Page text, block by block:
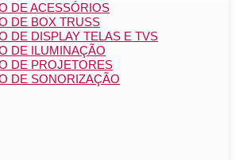
DE ACESSÓRIOS
DE BOX TRUSS
DE DISPLAY TELAS E TVS
DE ILUMINAÇÃO
DE PROJETORES
DE SONORIZAÇÃO